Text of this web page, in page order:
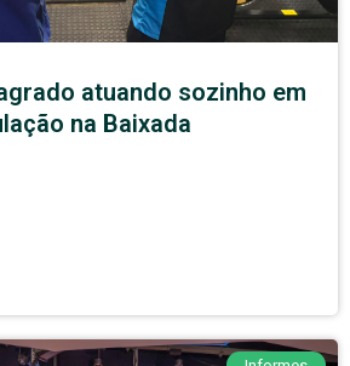
atuando sozinho em
na Baixada